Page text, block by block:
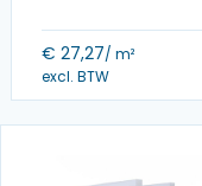
€ 27,27/ m²
excl. BTW